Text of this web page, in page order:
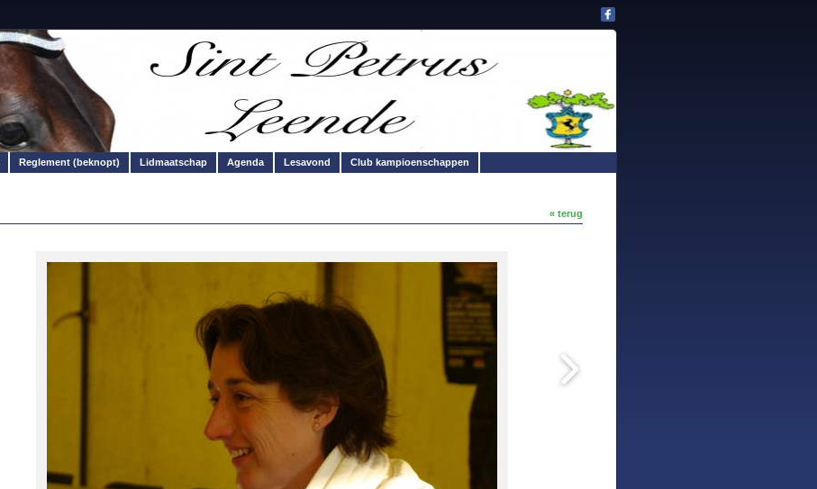
Reglement (beknopt) Lidmaatschap Agenda Lesavond Club kampioenschappen
« terug